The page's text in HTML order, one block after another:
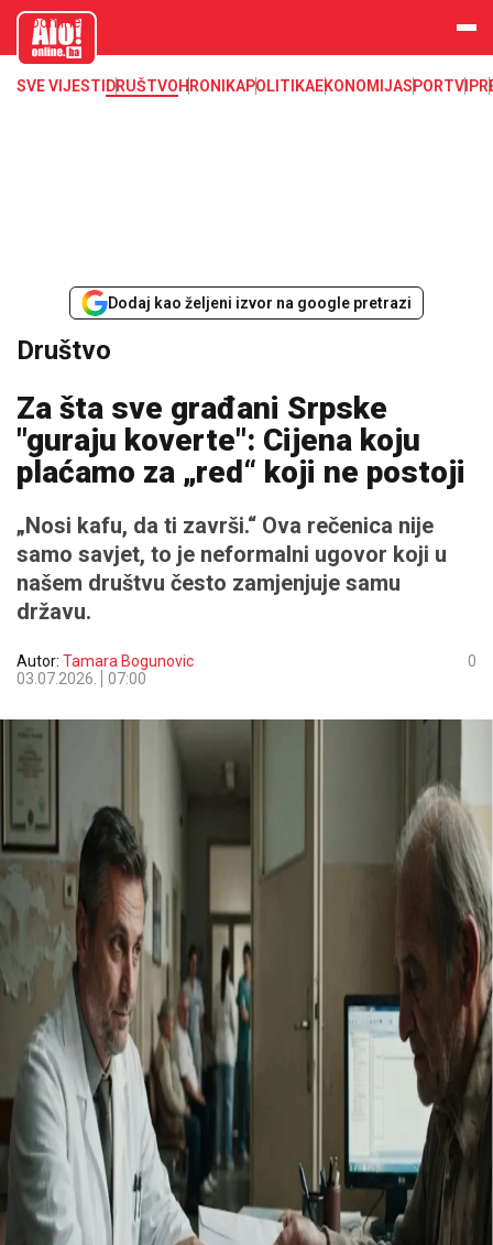
aloonline.b
SVE VIJESTI DRUŠTVOHRONIKAPOLITIKAEKONOMIJASPORTVIP
Dodaj kao željeni izvor na google pretrazi
Društvo
Za šta sve građani Srpske
"guraju koverte": Cijena koju
plaćamo za „red“ koji ne postoji
„Nosi kafu, da ti završi.“ Ova rečenica nije
samo savjet, to je neformalni ugovor koji u
našem društvu često zamjenjuje samu
državu.
Autor: Tamara Bogunovic
03.07.2026.
07:00
0